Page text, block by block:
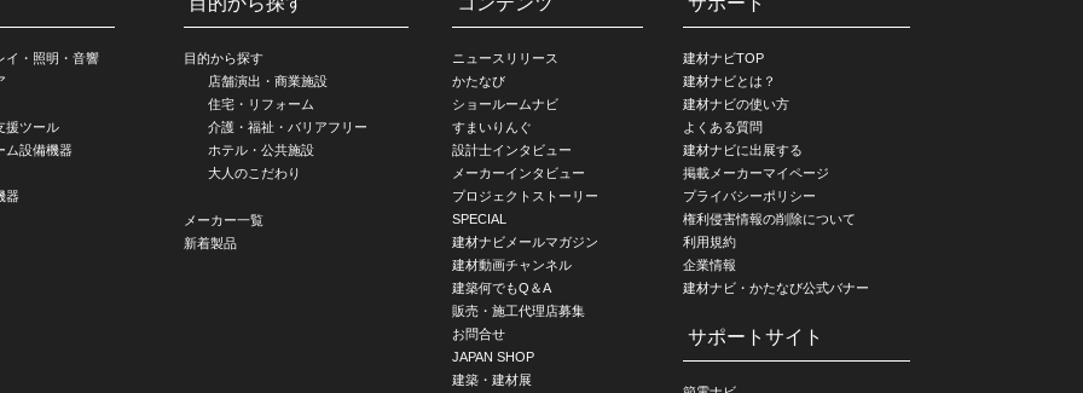
イ・照明・音響
援ツール
ム設備機器
器
目的から探す
店舗演出・商業施設
住宅・リフォーム
介護・福祉・バリアフリー
ホテル・公共施設
大人のこだわり
メーカー一覧
新着製品
ニュースリリース
かたなび
ショールームナビ
すまいりんぐ
設計士インタビュー
メーカーインタビュー
プロジェクトストーリー
SPECIAL
建材ナビメールマガジン
建材動画チャンネル
建築何でもQ＆A
販売・施工代理店募集
お問合せ
JAPAN SHOP
建築・建材展
建材ナビTOP
建材ナビとは？
建材ナビの使い方
よくある質問
建材ナビに出展する
掲載メーカーマイページ
プライバシーポリシー
権利侵害情報の削除について
利用規約
企業情報
建材ナビ・かたなび公式バナー
サポートサイト